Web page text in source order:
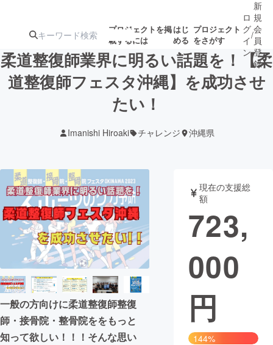
プロジェクトを掲
載するには
はじ
める
プロジェクト
をさがす
注目の新着プロ 募集終了が近いプ
テクノロジー・ガジェット
映像・映画 書籍・雑誌
ビジネス・起業 チャレンジ
まちづくり・地域活性化
CAMPFIRE for Social Good
CAMPFIRE Creation
ロ
グ
イ
ン
/
新
規
会
員
登
録
柔道整復師業界に明るい話題を！【柔
道整復師フェスタ沖縄】を成功させ
たい！
Imanishi Hiroaki チャレンジ 沖縄県
一般の方向けに柔道整復師整復
師・接骨院・整骨院ををもっと
知って欲しい！！！そんな思い
現在の支援総
額
723,
000
円
144%